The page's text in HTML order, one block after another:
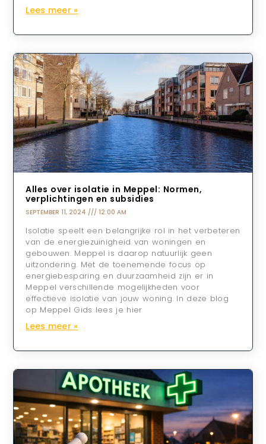
Lees meer »
Alles over isolatie in Meppel: Normen,
verplichtingen en subsidies
SEPTEMBER 11, 2024 12:00 AM
Isolatie speelt een belangrijke rol in het verbeteren
van de energiezuinigheid van woningen en
gebouwen. Meppel is daarop natuurlijk geen
uitzondering. Met de toenemende focus op
energiebesparing en duurzaamheid zijn er in
Meppel verschillende mogelijkheden voor
effectieve isolatie van jouw woning. In deze blog
op Meppel Gids lees je hier
Lees meer »